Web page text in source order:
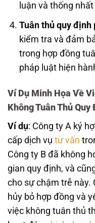
luận và thống
Tuân thủ quy định
kiểm tra và đảm
trong hợp đồng
pháp luật hiện
Ví Dụ Minh Họa Về
Không Tuân Thủ
Ví dụ: Công ty A ký
cấp dịch vụ tư vấn
Công ty B đã không
gian quy định, và
cho sự chậm trễ này.
hủy bỏ hợp đồng và
việc không tuân thủ